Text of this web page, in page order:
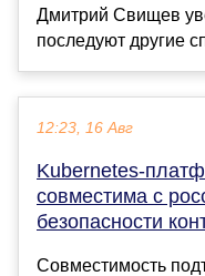
Дмитрий Свищев
последуют другие
12:23, 16 Авг
Kubernetes-
совместима с
безопасности
Совместимость